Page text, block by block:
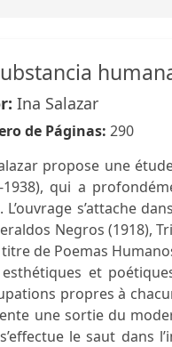
Ina Salazar
de Páginas: 290
propose une
1938), qui a
L’ouvrage s’attache
Negros (1918),
de Poemas
et
propres à
une sortie du
le saut dans